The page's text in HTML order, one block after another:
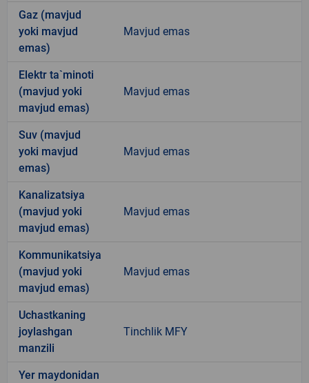
Gaz (mavjud
yoki mavjud
emas)
Mavjud emas
Elektr ta`minoti
(mavjud yoki
mavjud emas)
Mavjud emas
Suv (mavjud
yoki mavjud
emas)
Mavjud emas
Kanalizatsiya
(mavjud yoki
mavjud emas)
Mavjud emas
Kommunikatsiya
(mavjud yoki
mavjud emas)
Mavjud emas
Uchastkaning
joylashgan
manzili
Tinchlik MFY
Yer maydonidan